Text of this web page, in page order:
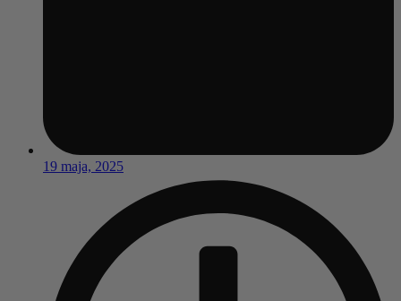
19 maja, 2025